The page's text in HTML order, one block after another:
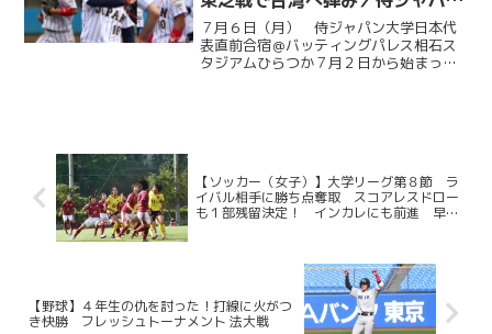
大学日本代表直前合宿５日目
７月６日（月） 侍ジャパン大学日本代
表直前合宿＠バッティングパレス相石ス
タジアムひらつか７月２日から始まった
【ソッカー（女子）】大学リーグ第８節 ラ
イバル相手に勝ち点奪取 スコアレスドロー
も１部残留決定！ インカレにも前進 早大
【野球】４年生の仇を討った！打線に火がつ
き快勝 フレッシュトーナメント 法大戦